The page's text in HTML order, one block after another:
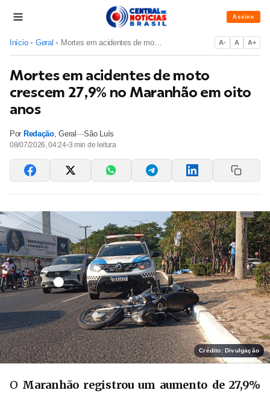
Assine
Início • Geral • Mortes em acidentes de moto crescem 27,9% no Maranhão em oit... A- A A+
Mortes em acidentes de moto
crescem 27,9% no Maranhão em oito
anos
Por Redação,Geral—São Luís
08/07/2026, 04:24•3 min de leitura
Crédito: Divulgação
O Maranhão registrou um aumento de 27,9%